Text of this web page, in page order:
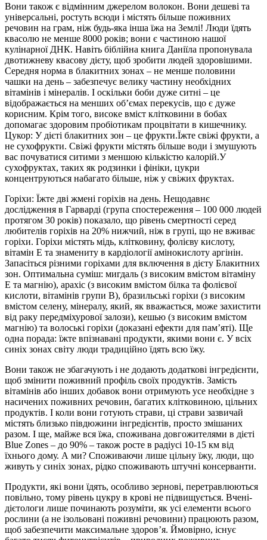
Вони також є відмінним джерелом волокон. Вони дешеві та
універсальні, ростуть всюди і містять більше поживних
речовин на грам, ніж будь-яка інша їжа на Землі! Люди їдять
квасолю не менше 8000 років; вони є частиною нашої
кулінарної ДНК. Навіть біблійна книга Даніїла пропонувала
двотижневу квасову дієту, щоб зробити людей здоровішими.
Середня норма в блакитних зонах – не менше половини
чашки на день – забезпечує велику частину необхідних
вітамінів і мінералів. І оскільки боби дуже ситні – це
відображається на менших об’ємах перекусів, що є дуже
корисним. Крім того, високе вміст клітковини в бобах
допомагає здоровим пробіотикам процвітати в кишечнику.
Цукор: У дієті блакитних зон – це фрукти.Їжте свіжі фрукти, а
не сухофрукти. Свіжі фрукти містять більше води і змушують
вас почуватися ситими з меншою кількістю калорій.У
сухофруктах, таких як родзинки і фініки, цукри
концентруються набагато більше, ніж у свіжих фруктах.
Горіхи: Їжте дві жмені горіхів на день. Нещодавнє
дослідження в Гарварді (група спостереження – 100 000 людей
протягом 30 років) показало, що рівень смертності серед
любителів горіхів на 20% нижчий, ніж в групі, що не вживає
горіхи. Горіхи містять мідь, клітковину, фолієву кислоту,
вітамін Е та знамениту в кардіології амінокислоту аргінін.
Запасіться різними горіхами для включення в дієту Блакитних
зон. Оптимальна суміш: мигдаль (з високим вмістом вітаміну
Е та магнію), арахіс (з високим вмістом білка та фолієвої
кислоти, вітамінів групи B), бразильські горіхи (з високим
вмістом селену, мінералу, який, як вважається, може захистити
від раку передміхурової залози), кешью (з високим вмістом
магнію) та волоські горіхи (доказані ефекти для пам’яті). Ще
одна порада: їжте впізнавані продукти, якими вони є. У всіх
синіх зонах світу люди традиційно їдять всю їжу.
Вони також не збагачують і не додають додаткові інгредієнти,
щоб змінити поживний профіль своїх продуктів. Замість
вітамінів або інших добавок вони отримують усе необхідне з
насичених поживних речовин, багатих клітковиною, цільних
продуктів. І коли вони готують страви, ці страви зазвичай
містять близько півдюжини інгредієнтів, просто змішаних
разом. І ще, майже вся їжа, споживана довгожителями в дієті
Blue Zones – до 90% – також росте в радіусі 10-15 км від
їхнього дому. А ми? Споживаючи лише цільну їжу, люди, що
живуть у синіх зонах, рідко споживають штучні консерванти.
Продукти, які вони їдять, особливо зернові, перетравлюються
повільно, тому рівень цукру в крові не підвищується. Вчені-
дієтологи лише починають розуміти, як усі елементи всього
рослини (а не ізольовані поживні речовини) працюють разом,
щоб забезпечити максимальне здоров’я. Ймовірно, існує